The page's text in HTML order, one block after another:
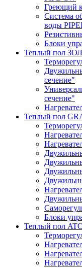
Греющий
Система
воды
Блоки
Теплый пол
сечение"
сечение"
Теплый пол
Блоки
Теплый пол